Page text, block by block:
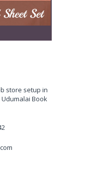
store setup in
Book